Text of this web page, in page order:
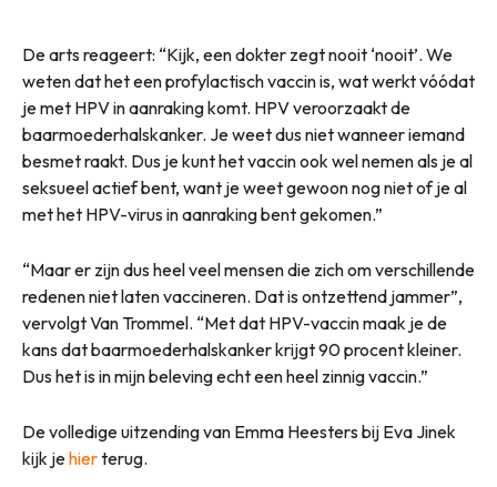
De arts reageert: “Kijk, een dokter zegt nooit ‘nooit’. We
weten dat het een profylactisch vaccin is, wat werkt vóódat
je met HPV in aanraking komt. HPV veroorzaakt de
baarmoederhalskanker. Je weet dus niet wanneer iemand
besmet raakt. Dus je kunt het vaccin ook wel nemen als je al
seksueel actief bent, want je weet gewoon nog niet of je al
met het HPV-virus in aanraking bent gekomen.”
“Maar er zijn dus heel veel mensen die zich om verschillende
redenen niet laten vaccineren. Dat is ontzettend jammer”,
vervolgt Van Trommel. “Met dat HPV-vaccin maak je de
kans dat baarmoederhalskanker krijgt 90 procent kleiner.
Dus het is in mijn beleving echt een heel zinnig vaccin.”
De volledige uitzending van Emma Heesters bij Eva Jinek
kijk jehierterug.